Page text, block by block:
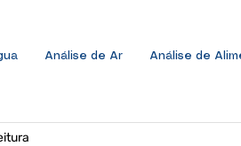
Análise de Ar Análise de